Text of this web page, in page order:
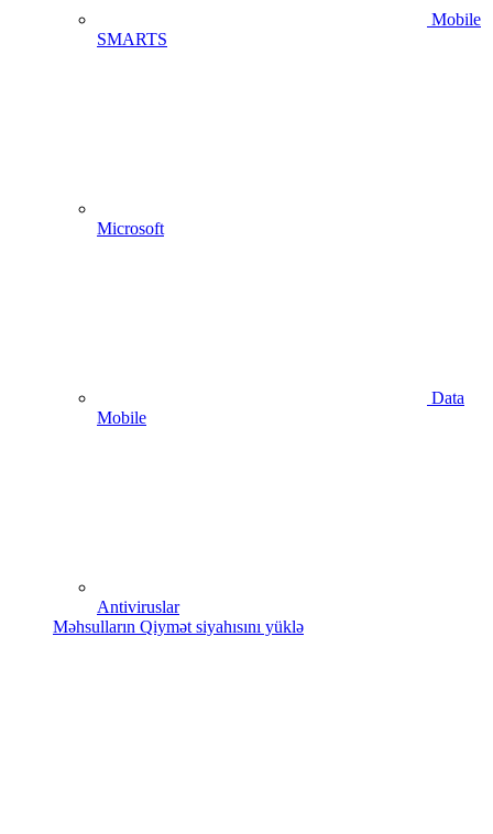
Mobile
SMARTS
Microsoft
Data
Mobile
Antiviruslar
Məhsulların Qiymət siyahısını yüklə